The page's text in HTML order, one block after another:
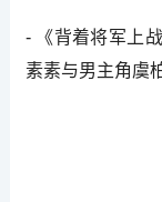
- 《背着将军上
素素与男主角虞